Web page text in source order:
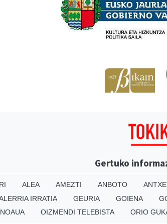
Gertuko
ALEA AMEZTI ANBOTO
IRRATIA GEURIA GOIENA
NOAUA OIZMENDI TELEBISTA ORIO